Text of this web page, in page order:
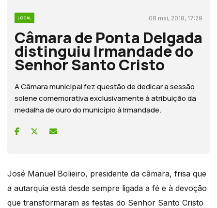
LOCAL 08 mai, 2018, 17:29
Câmara de Ponta Delgada
distinguiu Irmandade do
Senhor Santo Cristo
A Câmara municipal fez questão de dedicar a sessão
solene comemorativa exclusivamente à atribuição da
medalha de ouro do município à Irmandade.
José Manuel Bolieiro, presidente da câmara, frisa que
a autarquia está desde sempre ligada a fé e à devoção
que transformaram as festas do Senhor Santo Cristo